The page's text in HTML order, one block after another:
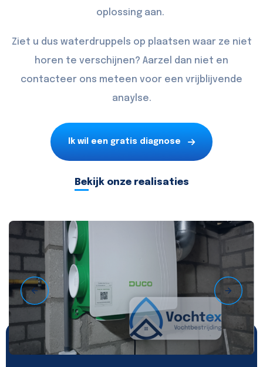
oplossing aan.
Ziet u dus waterdruppels op plaatsen waar ze niet
horen te verschijnen? Aarzel dan niet en
contacteer ons meteen voor een vrijblijvende
anaylse.
Ik wil een gratis diagnose
Bekijk onze realisaties